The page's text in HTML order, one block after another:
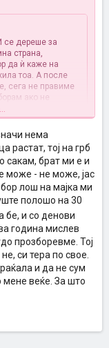
се дереше за
страна,
да ѝ каже на
тоа. А после
сега не правиме
ако не
Нека
сеедно. Многу ќе
главата. Не
му која прави се
работи, а тој
да биде.
држи лутина, јас
ретко ми се случува
не треба да и
многу ми е
баш во тие години
се дере ,секогаш
се случува после
пак прва ќе ме
помош и не може
нема
растат, тој на грб
сакам, брат ми е и
може - не може, јас
лош на мајка ми
полошо на 30
бе, и со денови
година мислев
прозборевме. Тој
си тера по свое.
и да не сум
мене веќе. За што